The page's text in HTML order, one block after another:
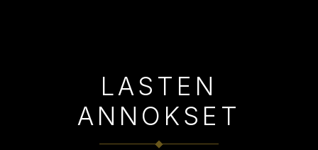
LASTEN
ANNOKSET